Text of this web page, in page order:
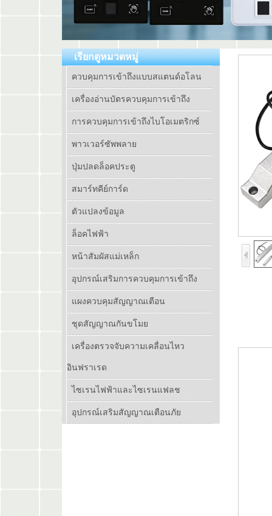
เรียกดูหมวดหมู่
ควบคุมการเข้าถึงแบบสแตนด์อโลน
เครื่องอ่านบัตรควบคุมการเข้าถึง
การควบคุมการเข้าถึงไบโอเมตริกซ์
พาวเวอร์ซัพพลาย
ปุ่มปลดล็อคประตู
สมาร์ทคีย์การ์ด
ตัวแปลงข้อมูล
ล็อคไฟฟ้า
หน้าสัมผัสแม่เหล็ก
อุปกรณ์เสริมการควบคุมการเข้าถึง
แผงควบคุมสัญญาณเตือน
ชุดสัญญาณกันขโมย
เครื่องตรวจจับความเคลื่อนไหว
อินฟราเรด
ไซเรนไฟฟ้าและไซเรนแฟลช
อุปกรณ์เสริมสัญญาณเตือนภัย